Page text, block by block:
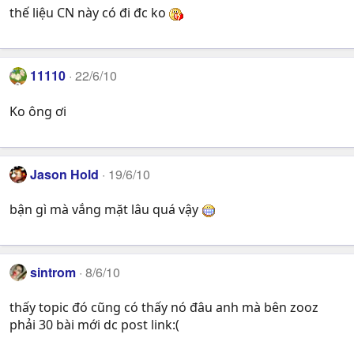
thế liệu CN này có đi đc ko
11110 22/6/10
Ko ông ơi
Jason Hold 19/6/10
bận gì mà vắng mặt lâu quá vậy
sintrom 8/6/10
thấy topic đó cũng có thấy nó đâu anh mà bên zooz
phải 30 bài mới dc post link:(